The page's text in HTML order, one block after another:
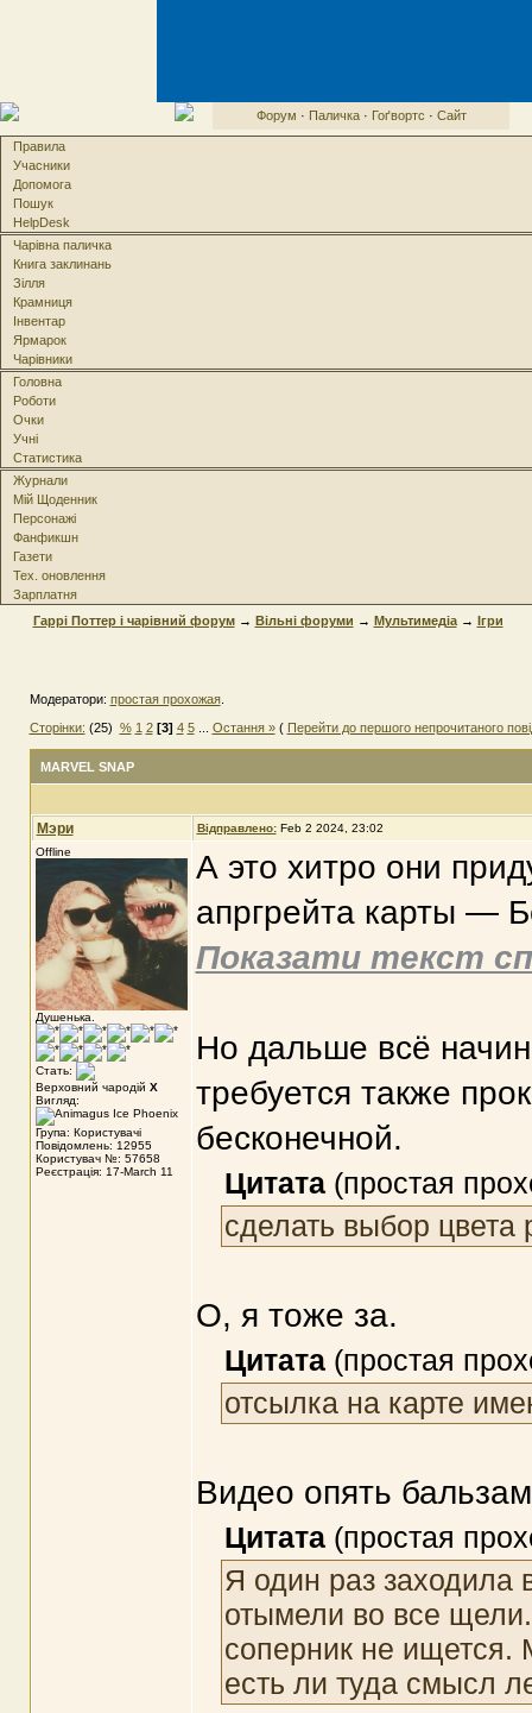
Форум · Паличка· Гоґвортс · Сайт
Правила
Учасники
Допомога
Пошук
HelpDesk
Чарівна паличка
Книга заклинань
Зілля
Крамниця
Інвентар
Ярмарок
Чарівники
Головна
Роботи
Очки
Учні
Статистика
Журнали
Мій Щоденник
Персонажі
Фанфикшн
Газети
Тех. оновлення
Зарплатня
Гаррі Поттер і чарівний форум→ Вільні форуми → Мультимедіа→ Ігри
Модератори: простая прохожая.
Сторінки: (25) % 1 2 [3] 4 5... Остання »( Перейти до першого непрочитаного
MARVEL SNAP
Мэри Відправлено: Feb 2 2024, 23:02
Offline
Душенька.
Стать:
Верховний чародій X
Вигляд:
Група: Користувачі
Повідомлень: 12955
Користувач №: 57658
Реєстрація: 17-March 11
А это хитро они
апргрейта карты —
Показати текст
Но дальше всё
требуется также
бесконечной.
Цитата(простая
сделать выбор цвета
О, я тоже за.
Цитата(простая
отсылка на карте
Видео опять
Цитата(простая
Я один раз заходила
отымели во все
соперник не ищется.
есть ли туда смысл